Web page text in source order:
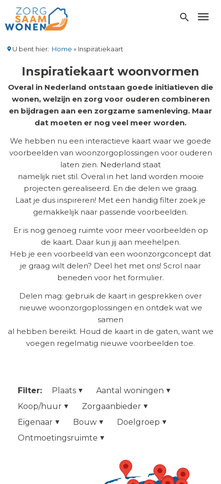
naar
de
gaan
search
U bent hier: Home Inspiratiekaart
Inspiratiekaart woonvormen
Overal in Nederland ontstaan goede initiatieven die
wonen, welzijn en zorg voor ouderen combineren
en bijdragen aan een zorgzame samenleving. Maar
dat moeten er nog veel meer worden.
We hebben nu een interactieve kaart waar we goede
voorbeelden van woonzorgoplossingen voor ouderen
laten zien. Nederland staat
namelijk niet stil. Overal in het land worden mooie
projecten gerealiseerd. En die delen we graag.
Laat je dus inspireren! Met een handig filter zoek je
gemakkelijk naar passende voorbeelden.
Er is nog genoeg ruimte voor meer voorbeelden op
de kaart. Daar kun jij aan meehelpen.
Heb je een voorbeeld van een woonzorgconcept dat
je graag wilt delen? Deel het met ons! Scrol naar
beneden voor het formulier.
Delen mag: gebruik de kaart in gesprekken over
nieuwe woonzorgoplossingen en ontdek wat we
samen
al hebben bereikt. Houd de kaart in de gaten, want we
voegen regelmatig nieuwe voorbeelden toe.